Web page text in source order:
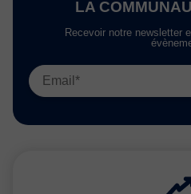
LA
Recevoir notre newsletter